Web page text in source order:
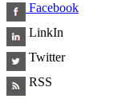
Facebook
LinkIn
Twitter
RSS